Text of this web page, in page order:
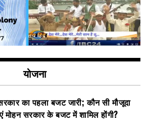
योजना
का पहला बजट जारी; कौन सी मौजूदा
मोहन सरकार के बजट में शामिल होंगी?